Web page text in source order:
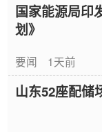
国家能源局印
划》
要闻 1天前
山东52座配储